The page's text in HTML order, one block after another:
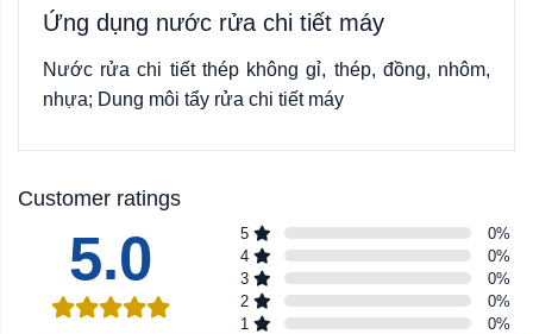
Ứng dụng nước rửa chi tiết máy
Nước rửa chi tiết thép không gỉ, thép, đồng, nhôm,
nhựa; Dung môi tẩy rửa chi tiết máy
Customer ratings
5.0 5 0%
4
0%
3
0%
2
0%
1
0%